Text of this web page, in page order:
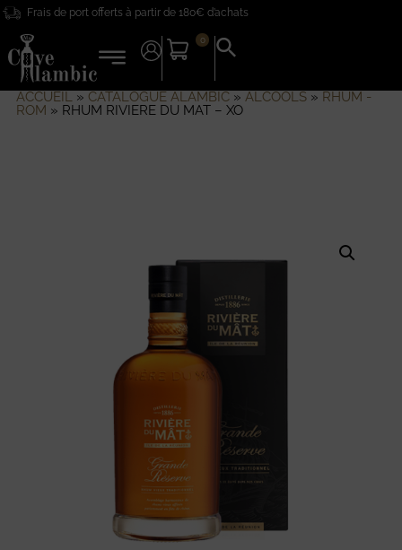
Frais de port offerts à partir de 180€ d’achats
0
Search
for:
ACCUEIL» CATALOGUE ALAMBIC» ALCOOLS» RHUM -
ROM » RHUM RIVIERE DU MAT – XO